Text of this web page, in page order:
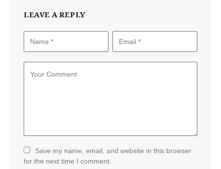
LEAVE A REPLY
Save my name, email, and website in this browser
for the next time I comment.